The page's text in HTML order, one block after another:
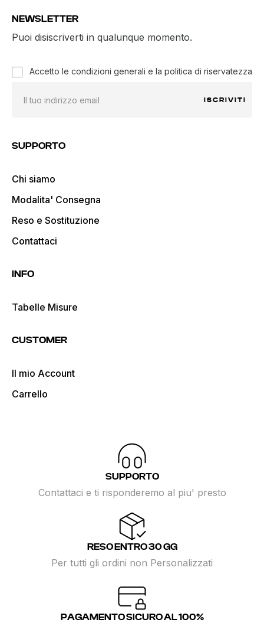
NEWSLETTER
Puoi disiscriverti in qualunque momento.
Accetto le condizioni generali e la politica di riservatezza
ISCRIVITI
SUPPORTO
Chi siamo
Modalita' Consegna
Reso e Sostituzione
Contattaci
INFO
Tabelle Misure
CUSTOMER
Il mio Account
Carrello
SUPPORTO
Contattaci e ti risponderemo al piu' presto
RESO ENTRO 30 GG
Per tutti gli ordini non Personalizzati
PAGAMENTO SICURO AL 100%